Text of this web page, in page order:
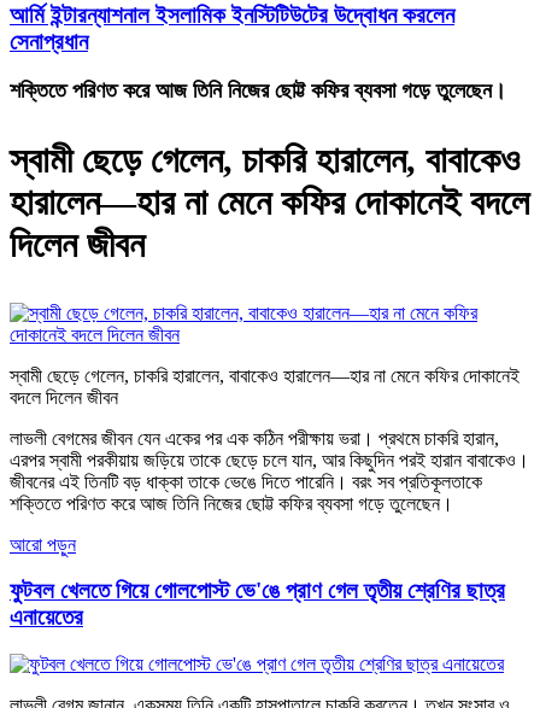
আর্মি ইন্টারন্যাশনাল ইসলামিক ইনস্টিটিউটের উদ্বোধন করলেন
সেনাপ্রধান
শক্তিতে পরিণত করে আজ তিনি নিজের ছোট্ট কফির ব্যবসা গড়ে তুলেছেন।
স্বামী ছেড়ে গেলেন, চাকরি হারালেন, বাবাকেও
হারালেন—হার না মেনে কফির দোকানেই বদলে
দিলেন জীবন
স্বামী ছেড়ে গেলেন, চাকরি হারালেন, বাবাকেও হারালেন—হার না মেনে কফির দোকানেই
বদলে দিলেন জীবন
লাভলী বেগমের জীবন যেন একের পর এক কঠিন পরীক্ষায় ভরা। প্রথমে চাকরি হারান,
এরপর স্বামী পরকীয়ায় জড়িয়ে তাকে ছেড়ে চলে যান, আর কিছুদিন পরই হারান বাবাকেও।
জীবনের এই তিনটি বড় ধাক্কা তাকে ভেঙে দিতে পারেনি। বরং সব প্রতিকূলতাকে
শক্তিতে পরিণত করে আজ তিনি নিজের ছোট্ট কফির ব্যবসা গড়ে তুলেছেন।
আরো পড়ুন
ফুটবল খেলতে গিয়ে গোলপোস্ট ভে'ঙে প্রাণ গেল তৃতীয় শ্রেণির ছাত্র
এনায়েতের